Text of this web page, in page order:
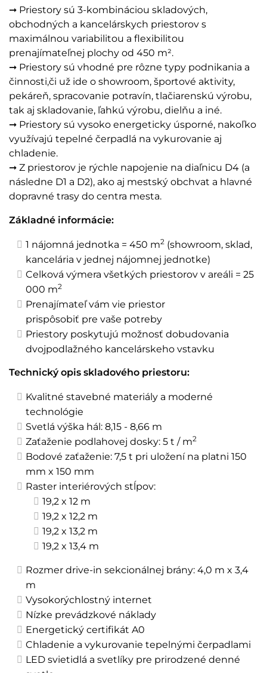
➞ Priestory sú 3-kombináciou skladových,
obchodných a kancelárskych priestorov s
maximálnou variabilitou a flexibilitou
prenajímateľnej plochy od 450 m².
➞ Priestory sú vhodné pre rôzne typy podnikania a
činnosti, či už ide o showroom, športové aktivity,
pekáreň, spracovanie potravín, tlačiarenskú výrobu,
tak aj skladovanie, ľahkú výrobu, dielňu a iné.
➞ Priestory sú vysoko energeticky úsporné, nakoľko
využívajú tepelné čerpadlá na vykurovanie aj
chladenie.
➞ Z priestorov je rýchle napojenie na diaľnicu D4 (a
následne D1 a D2), ako aj mestský obchvat a hlavné
dopravné trasy do centra mesta.
Základné informácie:
1 nájomná jednotka = 450 m2 (showroom, sklad,
kancelária v jednej nájomnej jednotke)
Celková výmera všetkých priestorov v areáli = 25
000 m2
Prenajímateľ vám vie priestor
prispôsobiť pre vaše potreby
Priestory poskytujú možnosť dobudovania
dvojpodlažného kancelárskeho vstavku
Technický opis skladového priestoru:
Kvalitné stavebné materiály a moderné
technológie
Svetlá výška hál: 8,15 - 8,66 m
Zaťaženie podlahovej dosky: 5 t / m2
Bodové zaťaženie: 7,5 t pri uložení na platni 150
mm x 150 mm
Raster interiérových stĺpov:
19,2 x 12 m
19,2 x 12,2 m
19,2 x 13,2 m
19,2 x 13,4 m
Rozmer drive-in sekcionálnej brány: 4,0 m x 3,4
m
Vysokorýchlostný internet
Nízke prevádzkové náklady
Energetický certifikát A0
Chladenie a vykurovanie tepelnými čerpadlami
LED svietidlá a svetlíky pre prirodzené denné